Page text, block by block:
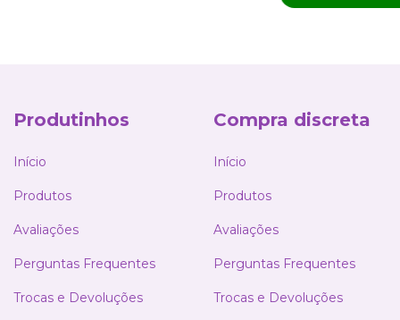
Produtinhos
Início
Produtos
Avaliações
Perguntas Frequentes
Trocas e Devoluções
Compra discreta
Início
Produtos
Avaliações
Perguntas Frequentes
Trocas e Devoluções